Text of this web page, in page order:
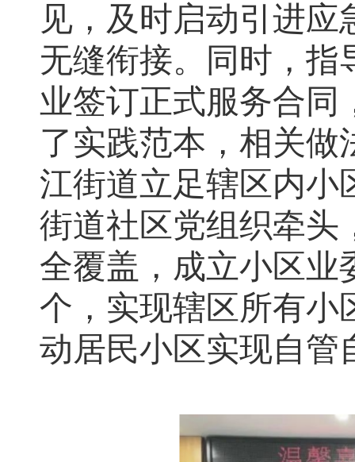
见，及时启动引进
无缝衔接。同时，指
业签订正式服务合同
了实践范本，相关做
江街道立足辖区内小
街道社区党组织牵头
全覆盖，成立小区业
个，实现辖区所有小
动居民小区实现自管